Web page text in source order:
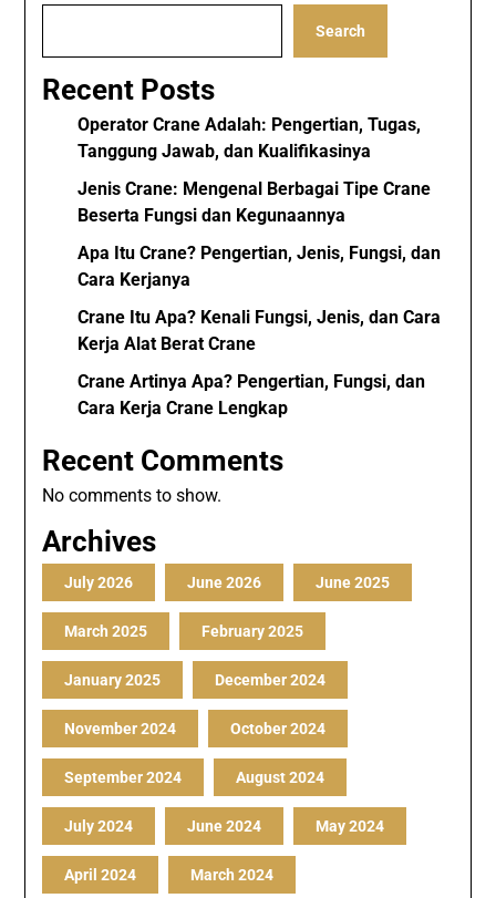
Search
Recent Posts
Operator Crane Adalah: Pengertian, Tugas,
Tanggung Jawab, dan Kualifikasinya
Jenis Crane: Mengenal Berbagai Tipe Crane
Beserta Fungsi dan Kegunaannya
Apa Itu Crane? Pengertian, Jenis, Fungsi, dan
Cara Kerjanya
Crane Itu Apa? Kenali Fungsi, Jenis, dan Cara
Kerja Alat Berat Crane
Crane Artinya Apa? Pengertian, Fungsi, dan
Cara Kerja Crane Lengkap
Recent Comments
No comments to show.
Archives
July 2026 June 2026 June 2025
March 2025 February 2025
January 2025 December 2024
November 2024 October 2024
September 2024 August 2024
July 2024 June 2024 May 2024
April 2024 March 2024